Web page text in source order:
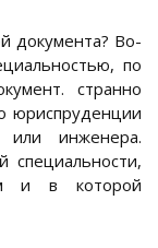
документа? Во-
по
странно
юриспруденции
или инженера.
специальности,
и в которой